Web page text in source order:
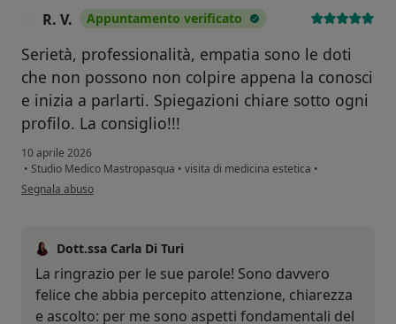
R. V. Appuntamento verificato
Serietà, professionalità, empatia sono le doti
che non possono non colpire appena la conosci
e inizia a parlarti. Spiegazioni chiare sotto ogni
profilo. La consiglio!!!
10 aprile 2026
• Studio Medico Mastropasqua • visita di medicina estetica •
secondo l'opinione dell'utente R. V.
Segnala abuso
Dott.ssa Carla Di Turi
La ringrazio per le sue parole! Sono davvero
felice che abbia percepito attenzione, chiarezza
e ascolto: per me sono aspetti fondamentali del